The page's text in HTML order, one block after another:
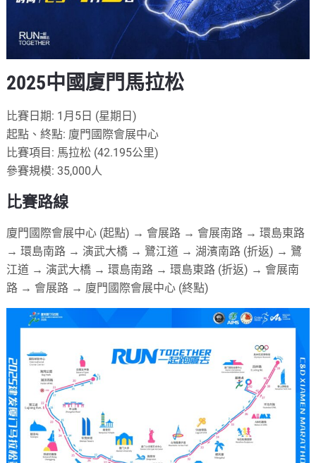
2025中國廈門馬拉松
比賽日期: 1月5日 (星期日)
起點、終點: 廈門國際會展中心
比賽項目: 馬拉松 (42.195公里)
參賽規模: 35,000人
比賽路線
廈門國際會展中心 (起點) → 會展路 → 會展南路 → 環島東路
→ 環島南路 → 演武大橋 → 鷺江道 → 湖濱南路 (折返) → 鷺
江道 → 演武大橋 → 環島南路 → 環島東路 (折返) → 會展南
路 → 會展路 → 廈門國際會展中心 (終點)